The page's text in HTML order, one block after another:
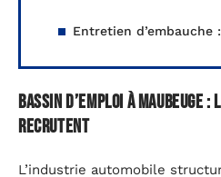
Entretien d’embauche
Bassin d’emploi à Maubeuge
recrutent
L’industrie automobile